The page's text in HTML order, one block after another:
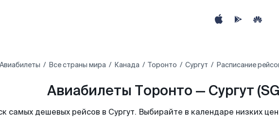
Авиабилеты Все страны мира Канада Торонто Сургут Расписание
Авиабилеты Торонто — Сургут
самых дешевых рейсов в Сургут. Выбирайте в календаре низких